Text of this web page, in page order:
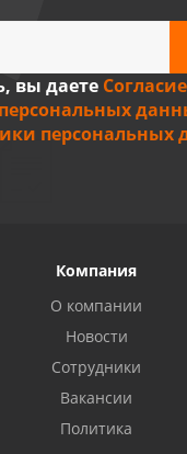
вы даете
персональных
Компания
О компании
Новости
Сотрудники
Вакансии
Политика